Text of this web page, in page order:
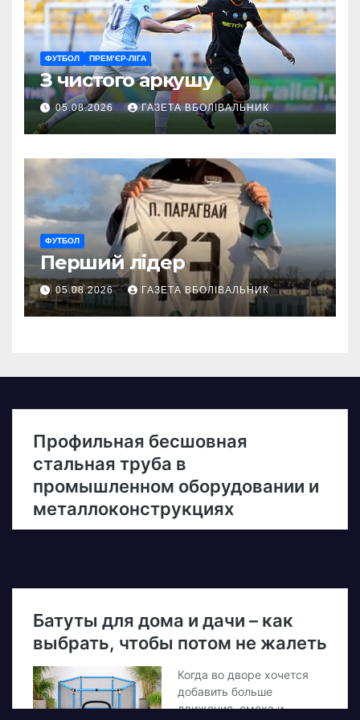
ФУТБОЛ ПРЕМ’ЄР-ЛІГА
З чистого аркушу
05.08.2026 ГАЗЕТА ВБОЛІВАЛЬНИК
ФУТБОЛ
Перший лідер
05.08.2026 ГАЗЕТА ВБОЛІВАЛЬНИК